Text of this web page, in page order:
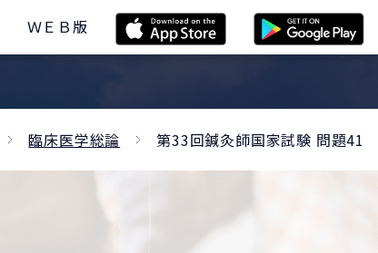
ＷＥＢ版
臨床医学総論 第33回鍼灸師国家試験 問題41